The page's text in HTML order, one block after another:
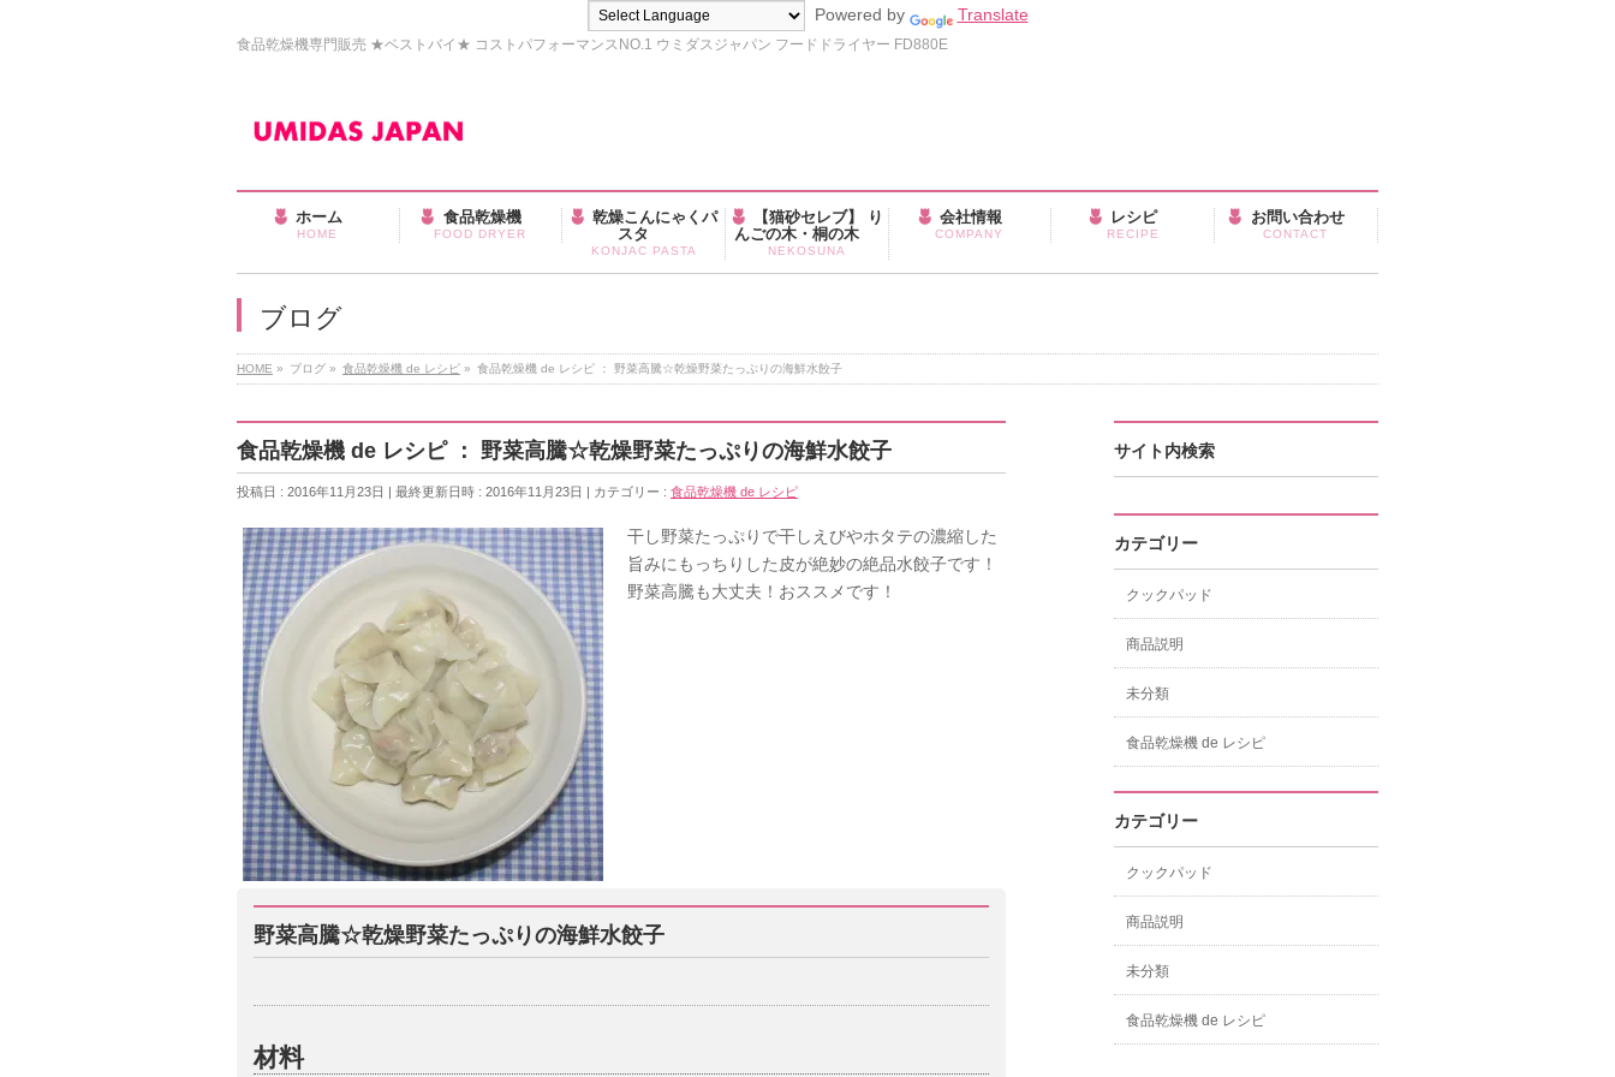
Powered by Translate
食品乾燥機専門販売 ★ベストバイ★ コストパフォーマンスNO.1 ウミダスジャパン フードドライヤー FD880E
ホーム
HOME
食品乾燥機
FOOD DRYER
乾燥こんにゃくパ
スタ
KONJAC PASTA
【猫砂セレブ】 り
んごの木・桐の木
NEKOSUNA
会社情報
COMPANY
レシピ
RECIPE
お問い合わせ
CONTACT
ブログ
HOME » ブログ » 食品乾燥機 de レシピ » 食品乾燥機 de レシピ ： 野菜高騰☆乾燥野菜たっぷりの海鮮水餃子
食品乾燥機 de レシピ ： 野菜高騰☆乾燥野菜たっぷりの海鮮水餃子
投稿日 : 2016年11月23日 最終更新日時 : 2016年11月23日 カテゴリー : 食品乾燥機 de レシピ
干し野菜たっぷりで干しえびやホタテの濃縮した
旨みにもっちりした皮が絶妙の絶品水餃子です！
野菜高騰も大丈夫！おススメです！
野菜高騰☆乾燥野菜たっぷりの海鮮水餃子
材料
サイト内検索
カテゴリー
クックパッド
商品説明
未分類
食品乾燥機 de レシピ
カテゴリー
クックパッド
商品説明
未分類
食品乾燥機 de レシピ